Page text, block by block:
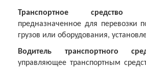
Транспортное средство -
предназначенное для перевозки
грузов или оборудования,
Водитель транспортного
управляющее транспортным